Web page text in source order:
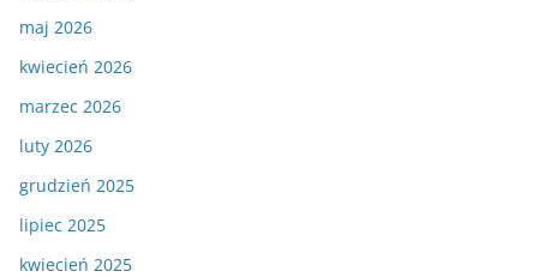
maj 2026
kwiecień 2026
marzec 2026
luty 2026
grudzień 2025
lipiec 2025
kwiecień 2025